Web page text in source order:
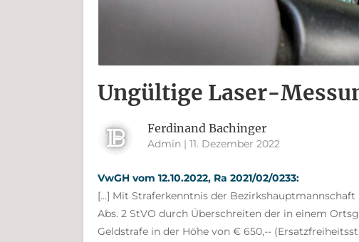
Ungültige Laser-
Ferdinand Bachinger
Admin | 11. Dezember 2022
VwGH vom 12.10.2022, Ra 2021/02/0233:
[...] Mit Straferkenntnis der
Abs. 2 StVO durch Überschreiten der in einem
Geldstrafe in der Höhe von € 650,--